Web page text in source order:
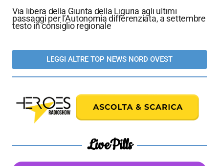
Via libera della Giunta della Liguria agli ultimi
passaggi per l’Autonomia differenziata, a settembre
testo in consiglio regionale
LEGGI ALTRE TOP NEWS NORD OVEST
LivePills